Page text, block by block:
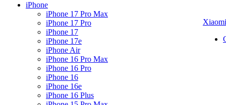
iPhone
iPhone 17 Pro Max
iPhone 17 Pro
iPhone 17
iPhone 17e
iPhone Air
iPhone 16 Pro Max
iPhone 16 Pro
iPhone 16
iPhone 16e
iPhone 16 Plus
Xiaomi